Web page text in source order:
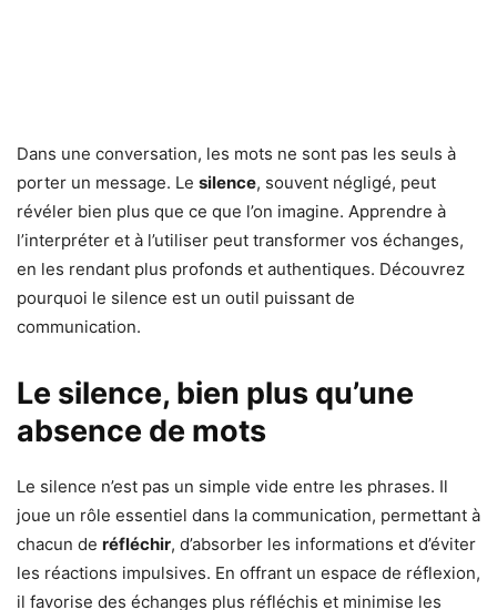
Dans une conversation, les mots ne sont pas les seuls à
porter un message. Le silence, souvent négligé, peut
révéler bien plus que ce que l’on imagine. Apprendre à
l’interpréter et à l’utiliser peut transformer vos échanges,
en les rendant plus profonds et authentiques. Découvrez
pourquoi le silence est un outil puissant de
communication.
Le silence, bien plus qu’une
absence de mots
Le silence n’est pas un simple vide entre les phrases. Il
joue un rôle essentiel dans la communication, permettant à
chacun de réfléchir, d’absorber les informations et d’éviter
les réactions impulsives. En offrant un espace de réflexion,
il favorise des échanges plus réfléchis et minimise les